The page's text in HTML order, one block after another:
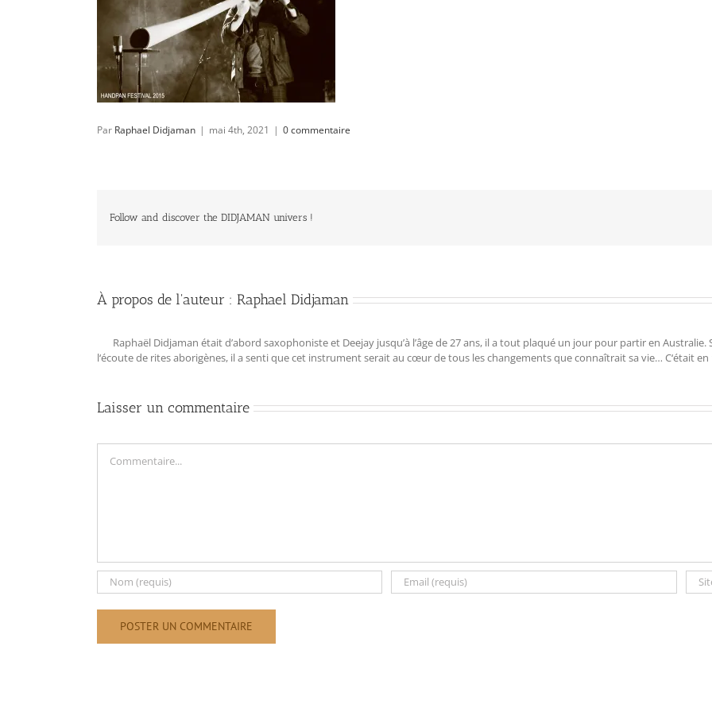
Par Raphael Didjaman | mai 4th, 2021 | 0 commentaire
Follow and discover the DIDJAMAN univers !
À propos de l'auteur : Raphael Didjaman
Raphaël Didjaman était d’abord saxophoniste et Deejay jusqu’à l’âge de 27 ans, il a tout plaqué un jour pour partir en
l‘écoute de rites aborigènes, il a senti que cet instrument serait au cœur de tous les changements que connaîtrait sa vie… C‘était en
Laisser un commentaire